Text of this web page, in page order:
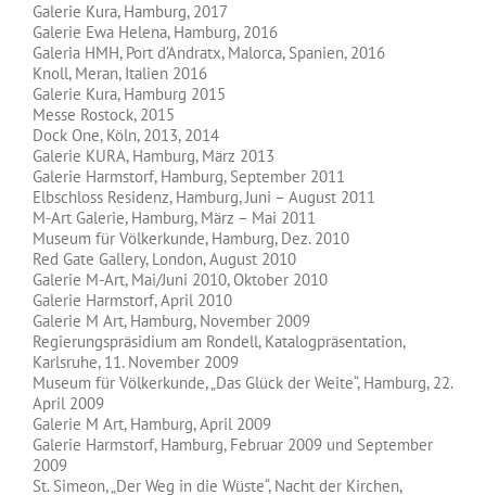
Galerie Kura, Hamburg, 2017
Galerie Ewa Helena, Hamburg, 2016
Galeria HMH, Port d’Andratx, Malorca, Spanien, 2016
Knoll, Meran, Italien 2016
Galerie Kura, Hamburg 2015
Messe Rostock, 2015
Dock One, Köln, 2013, 2014
Galerie KURA, Hamburg, März 2013
Galerie Harmstorf, Hamburg, September 2011
Elbschloss Residenz, Hamburg, Juni – August 2011
M-Art Galerie, Hamburg, März – Mai 2011
Museum für Völkerkunde, Hamburg, Dez. 2010
Red Gate Gallery, London, August 2010
Galerie M-Art, Mai/Juni 2010, Oktober 2010
Galerie Harmstorf, April 2010
Galerie M Art, Hamburg, November 2009
Regierungspräsidium am Rondell, Katalogpräsentation,
Karlsruhe, 11. November 2009
Museum für Völkerkunde, „Das Glück der Weite“, Hamburg, 22.
April 2009
Galerie M Art, Hamburg, April 2009
Galerie Harmstorf, Hamburg, Februar 2009 und September
2009
St. Simeon, „Der Weg in die Wüste“, Nacht der Kirchen,